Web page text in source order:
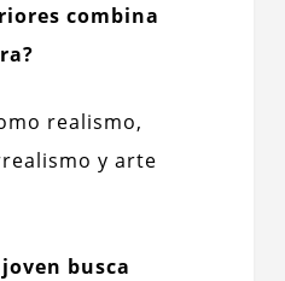
combina
realismo,
y arte
busca